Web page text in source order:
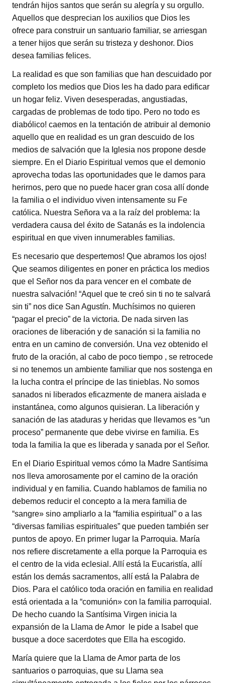
tendrán hijos santos que serán su alegría y su orgullo.
Aquellos que desprecian los auxilios que Dios les
ofrece para construir un santuario familiar, se arriesgan
a tener hijos que serán su tristeza y deshonor. Dios
desea familias felices.
La realidad es que son familias que han descuidado por
completo los medios que Dios les ha dado para edificar
un hogar feliz. Viven desesperadas, angustiadas,
cargadas de problemas de todo tipo. Pero no todo es
diabólico! caemos en la tentación de atribuir al demonio
aquello que en realidad es un gran descuido de los
medios de salvación que la Iglesia nos propone desde
siempre. En el Diario Espiritual vemos que el demonio
aprovecha todas las oportunidades que le damos para
herirnos, pero que no puede hacer gran cosa allí donde
la familia o el individuo viven intensamente su Fe
católica. Nuestra Señora va a la raíz del problema: la
verdadera causa del éxito de Satanás es la indolencia
espiritual en que viven innumerables familias.
Es necesario que despertemos! Que abramos los ojos!
Que seamos diligentes en poner en práctica los medios
que el Señor nos da para vencer en el combate de
nuestra salvación! “Aquel que te creó sin ti no te salvará
sin ti” nos dice San Agustín. Muchísimos no quieren
“pagar el precio” de la victoria. De nada sirven las
oraciones de liberación y de sanación si la familia no
entra en un camino de conversión. Una vez obtenido el
fruto de la oración, al cabo de poco tiempo , se retrocede
si no tenemos un ambiente familiar que nos sostenga en
la lucha contra el príncipe de las tinieblas. No somos
sanados ni liberados eficazmente de manera aislada e
instantánea, como algunos quisieran. La liberación y
sanación de las ataduras y heridas que llevamos es “un
proceso” permanente que debe vivirse en familia. Es
toda la familia la que es liberada y sanada por el Señor.
En el Diario Espiritual vemos cómo la Madre Santísima
nos lleva amorosamente por el camino de la oración
individual y en familia. Cuando hablamos de familia no
debemos reducir el concepto a la mera familia de
“sangre» sino ampliarlo a la “familia espiritual” o a las
“diversas familias espirituales” que pueden también ser
puntos de apoyo. En primer lugar la Parroquia. María
nos refiere discretamente a ella porque la Parroquia es
el centro de la vida eclesial. Allí está la Eucaristía, allí
están los demás sacramentos, allí está la Palabra de
Dios. Para el católico toda oración en familia en realidad
está orientada a la “comunión» con la familia parroquial.
De hecho cuando la Santísima Virgen inicia la
expansión de la Llama de Amor le pide a Isabel que
busque a doce sacerdotes que Ella ha escogido.
María quiere que la Llama de Amor parta de los
santuarios o parroquias, que su Llama sea